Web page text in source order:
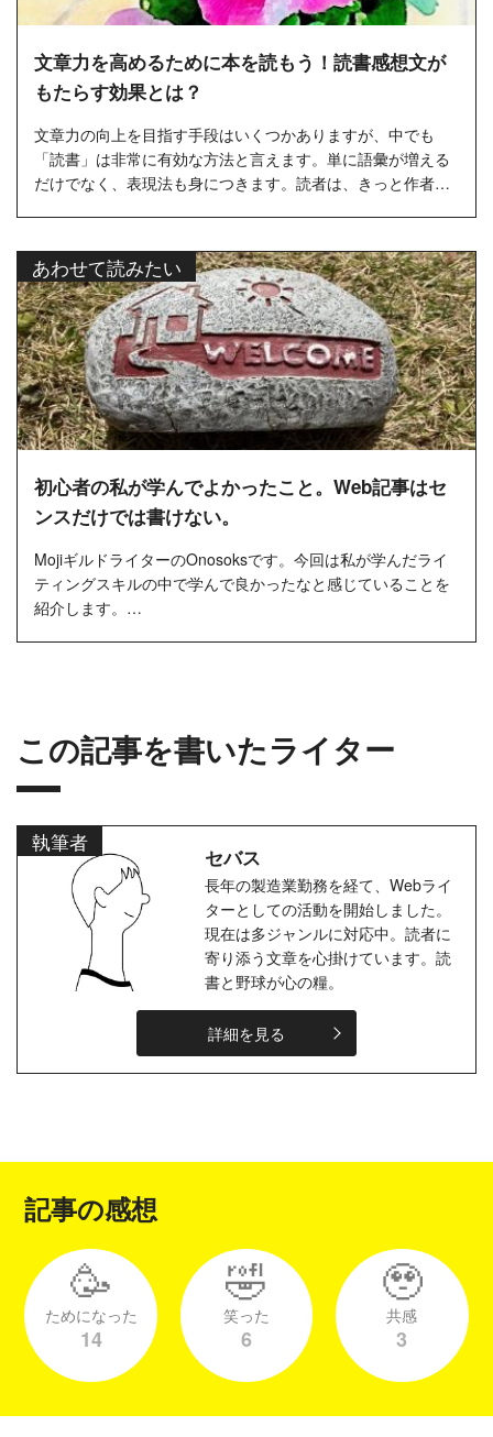
文章力を高めるために本を読もう！読書感想文が
もたらす効果とは？
文章力の向上を目指す手段はいくつかありますが、中でも
「読書」は非常に有効な方法と言えます。単に語彙が増える
だけでなく、表現法も身につきます。読者は、きっと作者の
あわせて読みたい
初心者の私が学んでよかったこと。Web記事はセ
ンスだけでは書けない。
MojiギルドライターのOnosoksです。今回は私が学んだライ
ティングスキルの中で学んで良かったなと感じていることを
紹介します。
この記事を書いたライター
執筆者
セバス
長年の製造業勤務を経て、Webライ
ターとしての活動を開始しました。
現在は多ジャンルに対応中。読者に
寄り添う文章を心掛けています。読
書と野球が心の糧。
詳細を見る
記事の感想
🥳
ためになった
14
🤣
笑った
6
🥹
共感
3